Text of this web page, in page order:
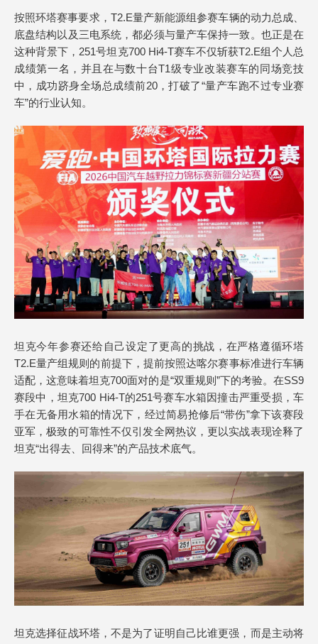
按照环塔赛事要求，T2.E量产新能源组参赛车辆的动力总成、
底盘结构以及三电系统，都必须与量产车保持一致。也正是在
这种背景下，251号坦克700 Hi4-T赛车不仅斩获T2.E组个人总
成绩第一名，并且在与数十台T1级专业改装赛车的同场竞技
中，成功跻身全场总成绩前20，打破了“量产车跑不过专业赛
车”的行业认知。
坦克今年参赛还给自己设定了更高的挑战，在严格遵循环塔
T2.E量产组规则的前提下，提前按照达喀尔赛事标准进行车辆
适配，这意味着坦克700面对的是“双重规则”下的考验。在SS9
赛段中，坦克700 Hi4-T的251号赛车水箱因撞击严重受损，车
手在无备用水箱的情况下，经过简易抢修后“带伤”拿下该赛段
亚军，极致的可靠性不仅引发全网热议，更以实战表现诠释了
坦克“出得去、回得来”的产品技术底气。
坦克选择征战环塔，不是为了证明自己比谁更强，而是主动将